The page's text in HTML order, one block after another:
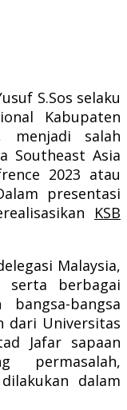
S.Sos selaku
Kabupaten
menjadi salah
Southeast Asia
2023 atau
presentasi
KSB
Malaysia,
serta berbagai
bangsa
dari Universitas
Jafar sapaan
permasalah,
dalam